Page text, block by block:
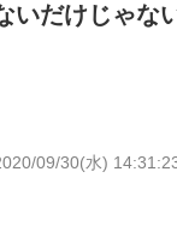
いだけじゃな
09/30(水)